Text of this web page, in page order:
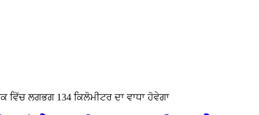
ਲਗਭਗ 134 ਕਿਲੋਮੀਟਰ ਦਾ ਵਾਧਾ ਹੋਵੇਗਾ